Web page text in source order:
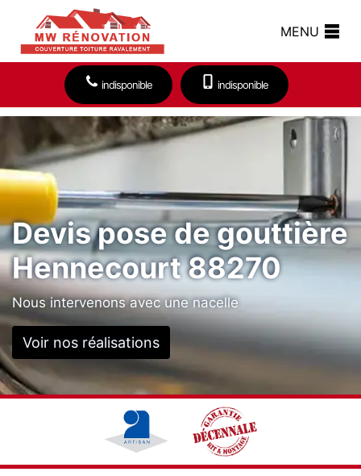
MENU
indisponible indisponible
Devis pose de gouttière
Hennecourt 88270
Nous intervenons avec une nacelle
Voir nos réalisations